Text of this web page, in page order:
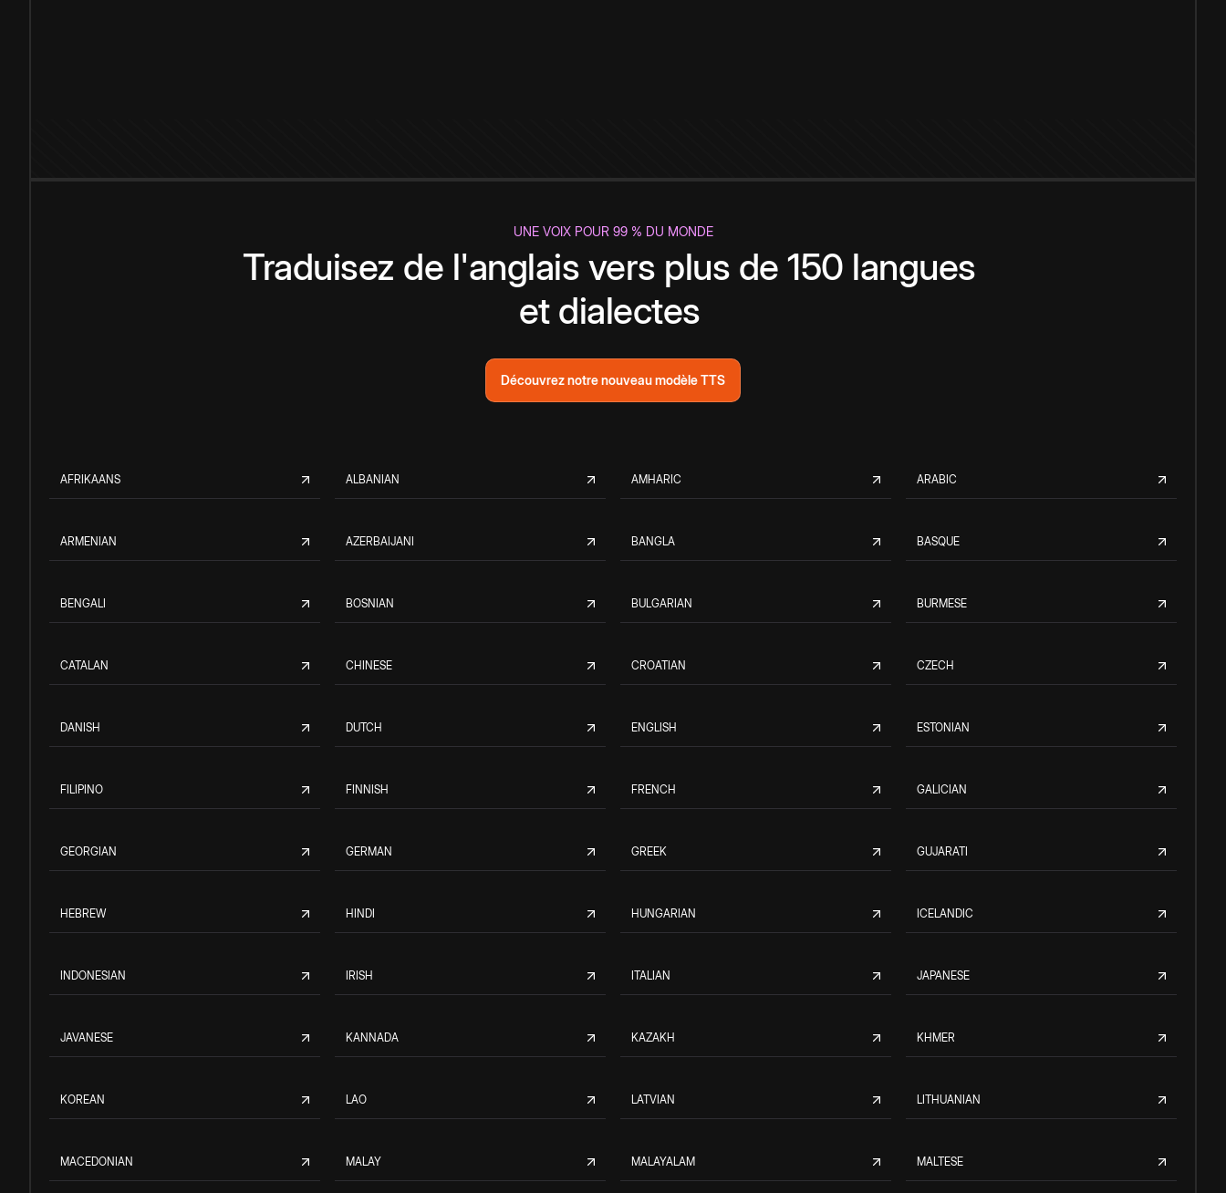
UNE VOIX POUR 99 % DU MONDE
Traduisez de l'anglais vers plus de 150 langues
et dialectes
Découvrez notre nouveau modèle TTS
AFRIKAANS ALBANIAN AMHARIC ARABIC
ARMENIAN AZERBAIJANI BANGLA BASQUE
BENGALI BOSNIAN BULGARIAN BURMESE
CATALAN CHINESE CROATIAN CZECH
DANISH DUTCH ENGLISH ESTONIAN
FILIPINO FINNISH FRENCH GALICIAN
GEORGIAN GERMAN GREEK GUJARATI
HEBREW HINDI HUNGARIAN ICELANDIC
INDONESIAN IRISH ITALIAN JAPANESE
JAVANESE KANNADA KAZAKH KHMER
KOREAN LAO LATVIAN LITHUANIAN
MACEDONIAN MALAY MALAYALAM MALTESE